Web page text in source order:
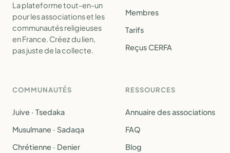
La plateforme tout-en-un
pour les associations et les
communautés religieuses
en France. Créez du lien,
pas juste de la collecte.
Membres
Tarifs
Reçus CERFA
COMMUNAUTÉS
Juive · Tsedaka
Musulmane · Sadaqa
Chrétienne · Denier
RESSOURCES
Annuaire des associations
FAQ
Blog